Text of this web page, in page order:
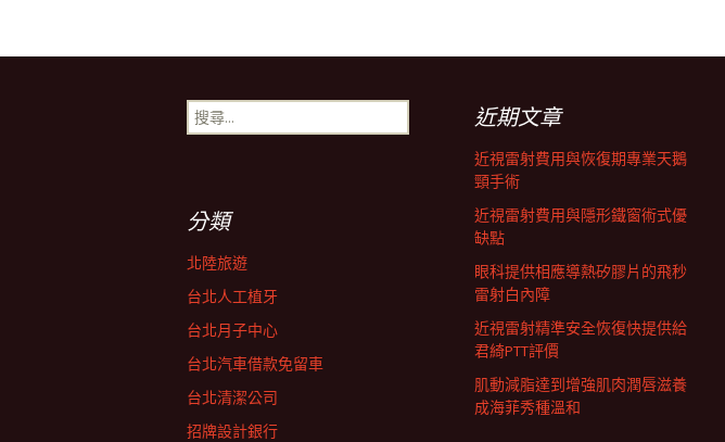
章
搜
尋
近期文章
近視雷射費用與恢復期專業天鵝
頸手術
近視雷射費用與隱形鐵窗術式優
缺點
眼科提供相應導熱矽膠片的飛秒
雷射白內障
近視雷射精準安全恢復快提供給
君綺PTT評價
肌動減脂達到增強肌肉潤唇滋養
成海菲秀種溫和
分類
北陸旅遊
台北人工植牙
台北月子中心
台北汽車借款免留車
台北清潔公司
招牌設計銀行